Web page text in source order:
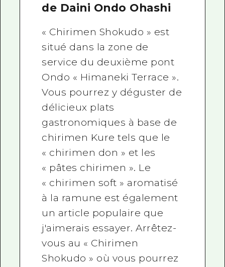
de Daini Ondo Ohashi
« Chirimen Shokudo » est
situé dans la zone de
service du deuxième pont
Ondo « Himaneki Terrace ».
Vous pourrez y déguster de
délicieux plats
gastronomiques à base de
chirimen Kure tels que le
« chirimen don » et les
« pâtes chirimen ». Le
« chirimen soft » aromatisé
à la ramune est également
un article populaire que
j'aimerais essayer. Arrêtez-
vous au « Chirimen
Shokudo » où vous pourrez